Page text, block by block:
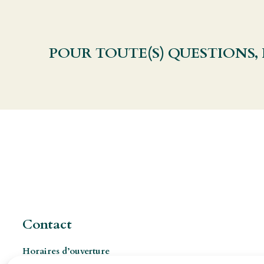
POUR TOUTE(S)
Contact
Horaires d’ouverture